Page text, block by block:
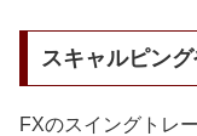
スキャルピン
FXのスイングトレ